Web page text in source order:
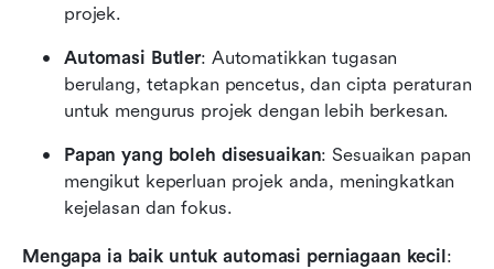
projek.
Automasi Butler: Automatikkan tugasan
berulang, tetapkan pencetus, dan cipta peraturan
untuk mengurus projek dengan lebih berkesan.
Papan yang boleh disesuaikan: Sesuaikan papan
mengikut keperluan projek anda, meningkatkan
kejelasan dan fokus.
Mengapa ia baik untuk automasi perniagaan kecil :